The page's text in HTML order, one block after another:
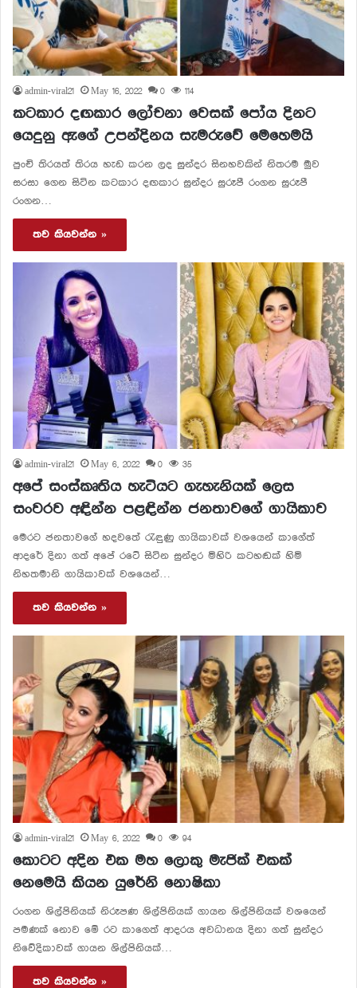
admin-viral21 May 16, 2022 0 114
කටකාර දඟකාර ලෝචනා වෙසක් පෝය දිනට
යෙදුනු ඇගේ උපන්දිනය සැමරුවේ මෙහෙමයි
පුංචි තිරයත් තිරය හැඩ කරන ලද සුන්දර සිනහවකින් නිතරම මුව
සරසා ගෙන සිටින කටකාර දඟකාර සුන්දර සුරූපී රංගන සුරූපී
රංගන…
තව කියවන්න »
admin-viral21 May 6, 2022 0 35
අපේ සංස්කෘතිය හැටියට ගැහැනියක් ලෙස
සංවරව අඳින්න පළඳින්න ජනතාවගේ ගායිකාව
මෙරට ජනතාවගේ හදවතේ රැඳුණු ගායිකාවක් වශයෙන් කාගේත්
ආදරේ දිනා ගත් අපේ රටේ සිටින සුන්දර මිහිරි කටහඬක් හිමි
නිහතමානි ගායිකාවක් වශයෙන්…
තව කියවන්න »
admin-viral21 May 6, 2022 0 94
කොටට අදින එක මහ ලොකු මැජික් එකක්
නෙමෙයි කියන යුරේනි නොෂිකා
රංගන ශිල්පිනියක් නිරූපණ ශිල්පිනියක් ගායන ශිල්පිනියක් වශයෙන්
පමණක් නොව මේ රට කාගෙත් ආදරය අවධානය දිනා ගත් සුන්දර
නිවේදිකාවක් ගායන ශිල්පිනියක්…
තව කියවන්න »